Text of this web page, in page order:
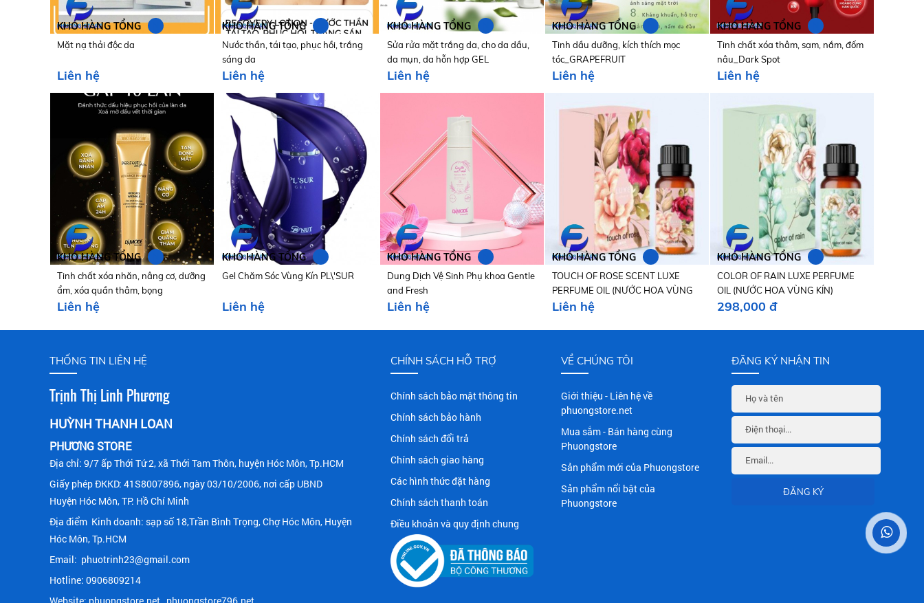
KHO HÀNG TỔNG
Mặt nạ thải độc da
Liên hệ
KHO HÀNG TỔNG
Nước thần, tái tạo, phục hồi, trắng
sáng da
Liên hệ
KHO HÀNG TỔNG
Sửa rửa mặt trắng da, cho da dầu,
da mụn, da hỗn hợp GEL
CLEANSER OIL CONTROL
Liên hệ
KHO HÀNG TỔNG
Tinh dầu dưỡng, kích thích mọc
tóc_GRAPEFRUIT
Liên hệ
KHO HÀNG TỔNG
Tinh chất xóa thâm, sạm, nắm, đốm
nâu_Dark Spot
Liên hệ
KHO HÀNG TỔNG
Tinh chất xóa nhăn, nâng cơ, dưỡng
ẩm, xóa quần thâm, bọng
măt_Rescues Wrinkle
Liên hệ
KHO HÀNG TỔNG
Gel Chăm Sóc Vùng Kín PL\'SUR
Liên hệ
KHO HÀNG TỔNG
Dung Dịch Vệ Sinh Phụ khoa Gentle
and Fresh
Liên hệ
KHO HÀNG TỔNG
TOUCH OF ROSE SCENT LUXE
PERFUME OIL (NƯỚC HOA VÙNG
KÍN)
Liên hệ
KHO HÀNG TỔNG
COLOR OF RAIN LUXE PERFUME
OIL (NƯỚC HOA VÙNG KÍN)
298,000 đ
THỐNG TIN LIÊN HỆ
Trịnh Thị Linh Phương
HUỲNH THANH LOAN
PHƯƠNG STORE
Địa chỉ: 9/7 ấp Thới Tứ 2, xã Thới Tam Thôn, huyện Hóc Môn, Tp.HCM
Giấy phép ĐKKD: 41S8007896, ngày 03/10/2006, nơi cấp UBND
Huyện Hóc Môn, TP. Hồ Chí Minh
Địa điểm Kinh doanh: sạp số 18,Trần Bình Trọng, Chợ Hóc Môn, Huyện
Hóc Môn, Tp.HCM
Email: phuotrinh23@gmail.com
Hotline: 0906809214
CHÍNH SÁCH HỖ TRỢ
Chính sách bảo mật thông tin
Chính sách bảo hành
Chính sách đổi trả
Chính sách giao hàng
Các hình thức đặt hàng
Chính sách thanh toán
Điều khoản và quy định chung
VỀ CHÚNG TÔI
Giới thiệu - Liên hệ về
phuongstore.net
Mua sắm - Bán hàng cùng
Phuongstore
Sản phẩm mới của Phuongstore
Sản phẩm nổi bật của
Phuongstore
ĐĂNG KÝ NHẬN TIN